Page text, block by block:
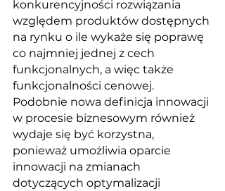
konkurencyjności rozwiązania
względem produktów dostępnych
na rynku o ile wykaże się poprawę
co najmniej jednej z cech
funkcjonalnych, a więc także
funkcjonalności cenowej.
Podobnie nowa definicja innowacji
w procesie biznesowym również
wydaje się być korzystna,
ponieważ umożliwia oparcie
innowacji na zmianach
dotyczących optymalizacji